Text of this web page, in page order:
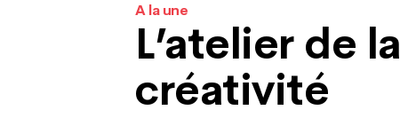
A la une
L’atelier de la
créativité